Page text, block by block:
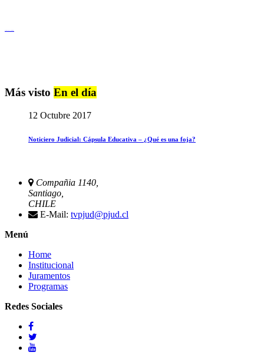
Más visto En el día
12 Octubre 2017
Noticiero Judicial: Cápsula Educativa – ¿Qué es una foja?
Compañia 1140,
Santiago,
CHILE
E-Mail: tvpjud@pjud.cl
Menú
Home
Institucional
Juramentos
Programas
Redes Sociales